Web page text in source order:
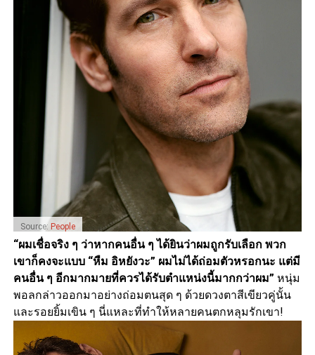
Source: People
“ผมเชื่อจริง ๆ ว่าหากคนอื่น ๆ ได้ยินว่าผมถูกรับเลือก พวก
เขาก็คงจะแบบ “หืม อิหยังวะ” ผมไม่ได้ถ่อมตัวหรอกนะ แต่มี
คนอื่น ๆ อีกมากมายที่ควรได้รับตำแหน่งนี้มากกว่าผม” หนุ่ม
พอลกล่าวออกมาอย่างถ่อมตนสุด ๆ ด้วยดวงตาสีเขียวคู่นั้น
และรอยยิ้มเขิน ๆ นี่แหละที่ทำให้หลายคนตกหลุมรักเขา!